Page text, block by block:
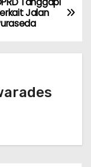
Jalan